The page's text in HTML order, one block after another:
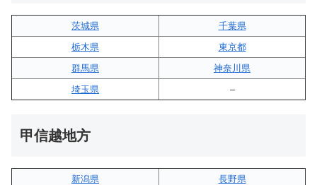
茨城県
千葉県
栃木県
東京都
群馬県
神奈川県
埼玉県
–
甲信越地方
新潟県
長野県